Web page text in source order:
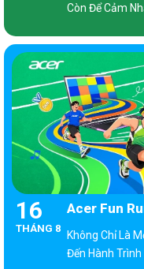
Còn Để Cảm
16
THÁNG 8
Acer Fun
Không Chỉ Là
Đến Hành Trình